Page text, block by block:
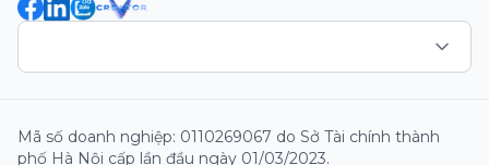
Mã số doanh nghiệp: 0110269067 do Sở Tài chính thành
phố Hà Nội cấp lần đầu ngày 01/03/2023.